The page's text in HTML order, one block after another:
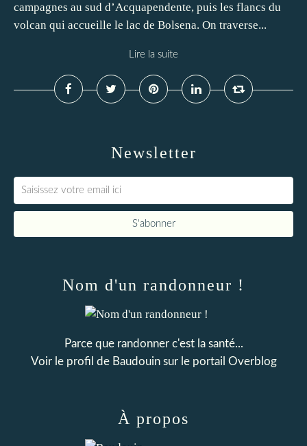
campagnes au sud d’Acquapendente, puis les flancs du
volcan qui accueille le lac de Bolsena. On traverse...
Lire la suite
Newsletter
Nom d'un randonneur !
Parce que randonner c'est la santé...
Voir le profil de Baudouinsur le portail Overblog
À propos